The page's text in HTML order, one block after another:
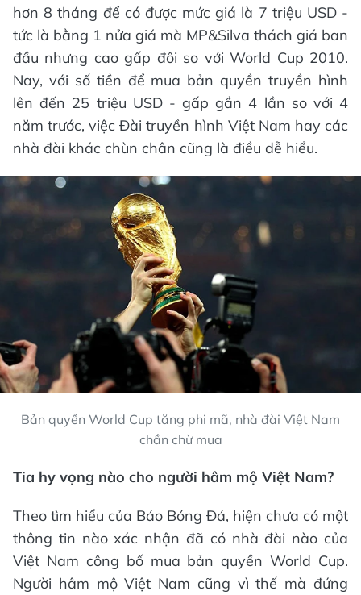
hơn 8 tháng để có được mức giá là 7 triệu USD -
tức là bằng 1 nửa giá mà MP&Silva thách giá ban
đầu nhưng cao gấp đôi so với World Cup 2010.
Nay, với số tiền để mua bản quyền truyền hình
lên đến 25 triệu USD - gấp gần 4 lần so với 4
năm trước, việc Đài truyền hình Việt Nam hay các
nhà đài khác chùn chân cũng là điều dễ hiểu.
Bản quyền World Cup tăng phi mã, nhà đài Việt Nam
chần chừ mua
Tia hy vọng nào cho người hâm mộ Việt Nam?
Theo tìm hiểu của Báo Bóng Đá, hiện chưa có một
thông tin nào xác nhận đã có nhà đài nào của
Việt Nam công bố mua bản quyền World Cup.
Người hâm mộ Việt Nam cũng vì thế mà đứng